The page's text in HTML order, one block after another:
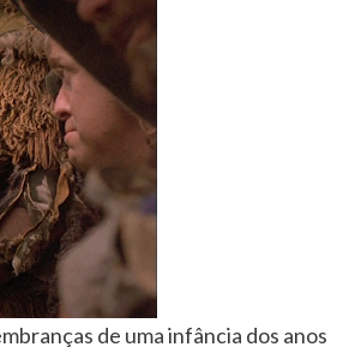
de uma infância dos anos